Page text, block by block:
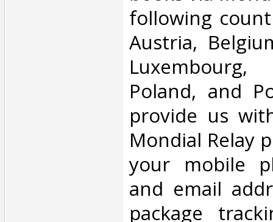
following
Austria,
Poland, and
provide us
Mondial Relay
your mobile
and email
package